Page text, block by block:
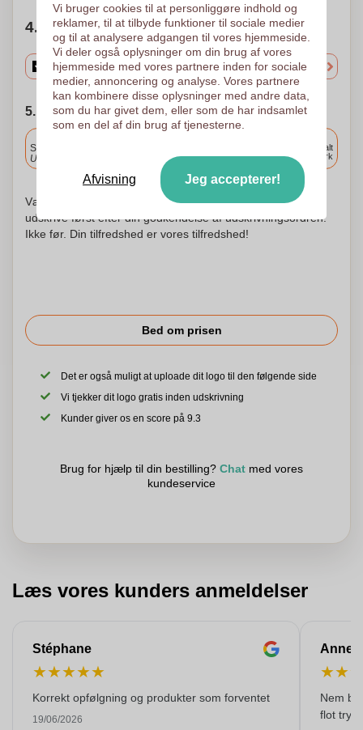
4. Vælg mængden
5. Vælg forsendelsesdato
Standard levering
Upload og godkend dine filer i morgen før 9:30.
Levering overalt
i Danmark
Vær ikke urolig! Vi kontrollerer hvert logo og begynder at
udskrive først efter din godkendelse af udskrivningsordren.
Ikke før. Din tilfredshed er vores tilfredshed!
Bed om prisen
Det er også muligt at uploade dit logo til den følgende side
Vi tjekker dit logo gratis inden udskrivning
Kunder giver os en score på 9.3
Brug for hjælp til din bestilling? Chat med vores
kundeservice
Læs vores kunders anmeldelser
Stéphane
★★★★★
Korrekt opfølgning og produkter som forventet
19/06/2026
Anne-
★★
Nem
flot tryk!
Vi bruger cookies til at personliggøre indhold og
reklamer, til at tilbyde funktioner til sociale medier
og til at analysere adgangen til vores hjemmeside.
Vi deler også oplysninger om din brug af vores
hjemmeside med vores partnere inden for sociale
medier, annoncering og analyse. Vores partnere
kan kombinere disse oplysninger med andre data,
som du har givet dem, eller som de har indsamlet
som en del af din brug af tjenesterne.
Afvisning Jeg accepterer!